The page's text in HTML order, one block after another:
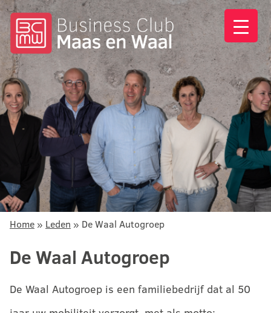
Home » Leden » De Waal Autogroep
De Waal Autogroep
De Waal Autogroep is een familiebedrijf dat al 50